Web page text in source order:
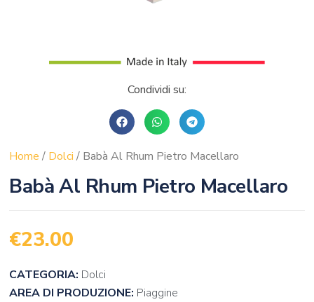
Condividi su:
Home / Dolci / Babà Al Rhum Pietro Macellaro
Babà Al Rhum Pietro Macellaro
€23.00
CATEGORIA: Dolci
AREA DI PRODUZIONE: Piaggine